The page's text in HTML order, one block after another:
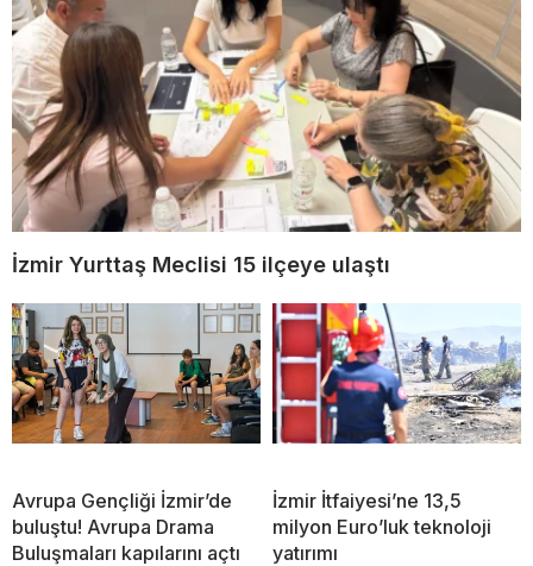
İzmir Yurttaş Meclisi 15 ilçeye ulaştı
Avrupa Gençliği İzmir’de
buluştu! Avrupa Drama
Buluşmaları kapılarını açtı
İzmir İtfaiyesi’ne 13,5
milyon Euro’luk teknoloji
yatırımı